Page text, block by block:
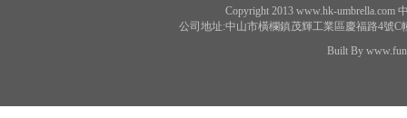
Copyright 2013 www.hk-umbrella.com
公司地址:中山市橫欄鎮茂輝工業區慶福路4號C
Built By